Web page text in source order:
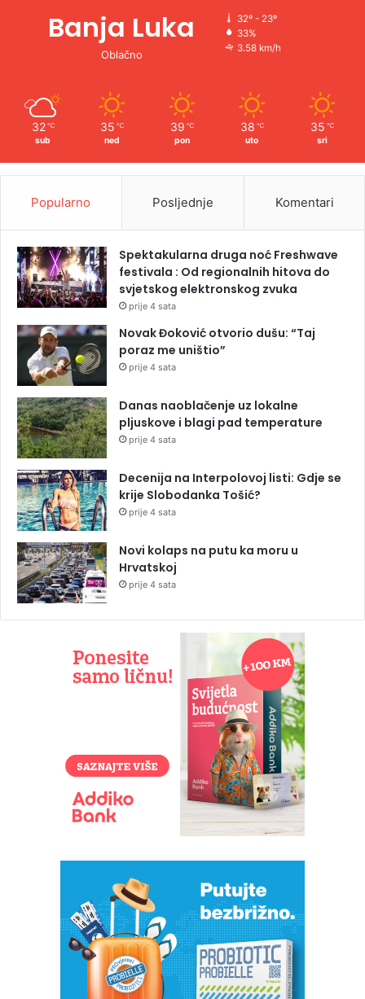
Banja Luka
Oblačno
32º - 23º
33%
3.58 km/h
32 ℃
sub
35 ℃
ned
39 ℃
pon
38 ℃
uto
35 ℃
sri
Popularno Posljednje Komentari
Spektakularna druga noć Freshwave
festivala : Od regionalnih hitova do
svjetskog elektronskog zvuka
prije 4 sata
Novak Đoković otvorio dušu: “Taj
poraz me uništio”
prije 4 sata
Danas naoblačenje uz lokalne
pljuskove i blagi pad temperature
prije 4 sata
Decenija na Interpolovoj listi: Gdje se
krije Slobodanka Tošić?
prije 4 sata
Novi kolaps na putu ka moru u
Hrvatskoj
prije 4 sata